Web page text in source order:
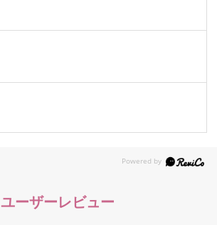
ユーザーレビュー